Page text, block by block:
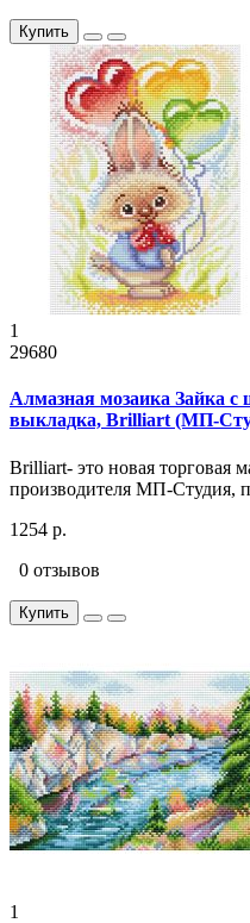
Купить
1
29680
Алмазная мозаика Зайка
выкладка, Brilliart (МП-
Brilliart- это новая торговая
производителя МП-Студия,
1254 р.
0 отзывов
Купить
1